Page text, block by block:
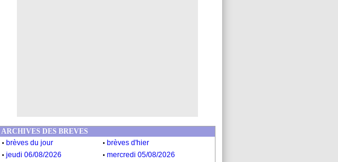
ARCHIVES DES BREVES
. brèves du jour . brèves d'hier
. jeudi 06/08/2026 . mercredi 05/08/2026